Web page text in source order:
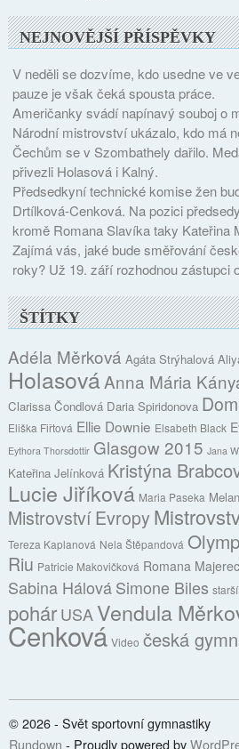
NEJNOVĚJŠÍ PŘÍSPĚVKY
V neděli se dozvíme, kdo usedne ve
pauze je však čeká spousta práce.
Američanky svádí napínavý souboj o
Národní mistrovství ukázalo, kdo má
Čechům se v Szombathely dařilo.
přivezli Holasová i Kalný.
Předsedkyní technické komise žen
Drtílková-Cenková. Na pozici
kromě Romana Slavíka taky Kateřina
Zajímá vás, jaké bude směřování
roky? Už 19. září rozhodnou zástupci
ŠTÍTKY
Adéla Měrková Agáta Strýhalová
HolasováAnna Mária
Clarissa Čondlová Daria Spiridonova
Eliška Fiřtová Ellie Downie Elsabeth Black
Eythora Thorsdottir Glasgow 2015 Jana
Kateřina Jelínková Kristýna
Lucie Jiříková Maria Paseka
Mistrovství Evropy
Tereza Kaplanová Nela Štěpandová
Riu Patricie Makovičková Romana
Sabina HálováSimone Biles
pohárUSA Vendula
Cenková Video česká
© 2026 - Svět sportovní gymnastiky
Rundown - Proudly powered by